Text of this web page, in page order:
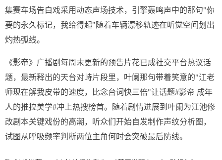
集赛车场告白戏采用动态声场技术，引擎轰鸣声中的那句"你
要的永久标记，我给得起"随着车辆漂移轨迹在听觉空间划出
灼热弧线。
《影帝》广播剧每周末更新的预告片花已成社交平台热议话
题，最新释出的天台对峙片段里，叶阑那句带着笑意的"江老
师现在解我皮带的速度，比念台词快三倍"让话题#影帝 成年
人的推拉美学#冲上热搜榜首。随着剧情进展到叶阑为江池修
改剧本关键戏份的高潮，听众们开始自发制作声纹分析图，
试图从呼吸频率判断两位主角何时会突破最后防线。